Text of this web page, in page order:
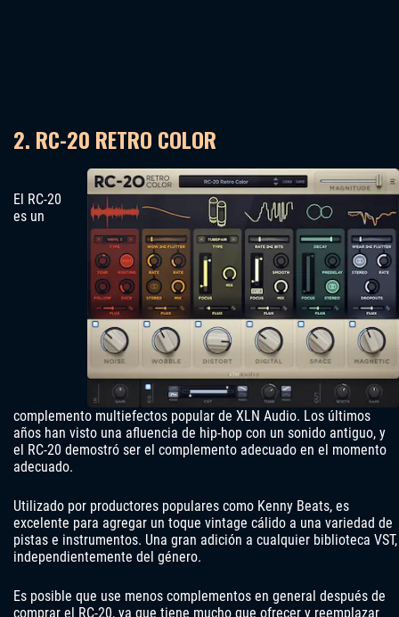
2. RC-20 RETRO COLOR
El RC-20
es un
complemento multiefectos popular de XLN Audio. Los últimos
años han visto una afluencia de hip-hop con un sonido antiguo, y
el RC-20 demostró ser el complemento adecuado en el momento
adecuado.
Utilizado por productores populares como Kenny Beats, es
excelente para agregar un toque vintage cálido a una variedad de
pistas e instrumentos. Una gran adición a cualquier biblioteca VST,
independientemente del género.
Es posible que use menos complementos en general después de
comprar el RC-20, ya que tiene mucho que ofrecer y reemplazar